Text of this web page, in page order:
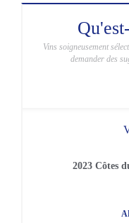
Vins soigneusement
demander des
2023 Côtes